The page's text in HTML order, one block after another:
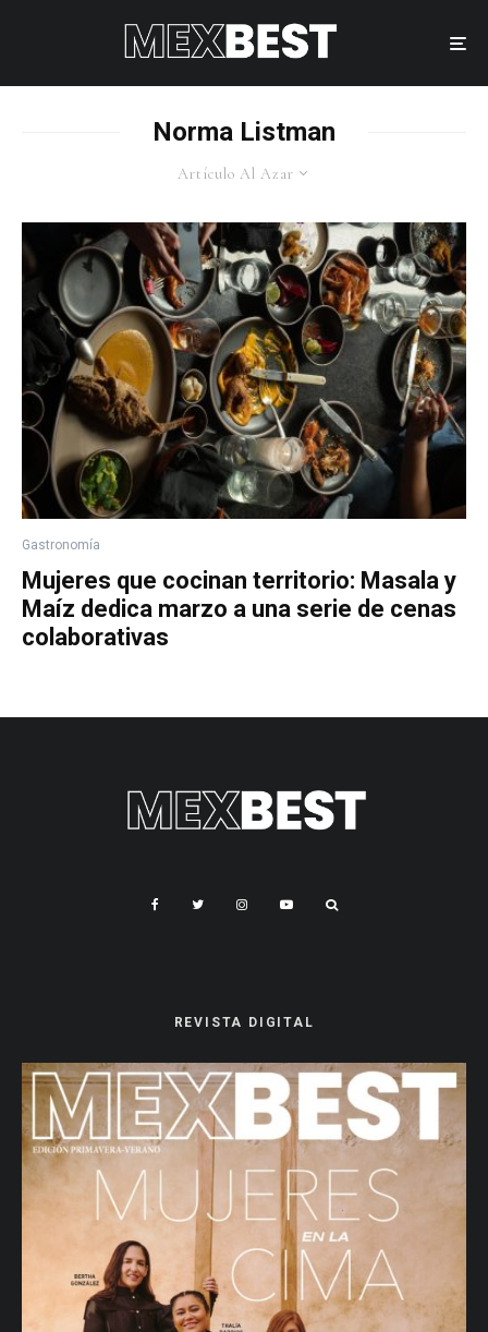
Norma Listman
Artículo Al Azar
Gastronomía
Mujeres que cocinan territorio: Masala y
Maíz dedica marzo a una serie de cenas
colaborativas
REVISTA DIGITAL